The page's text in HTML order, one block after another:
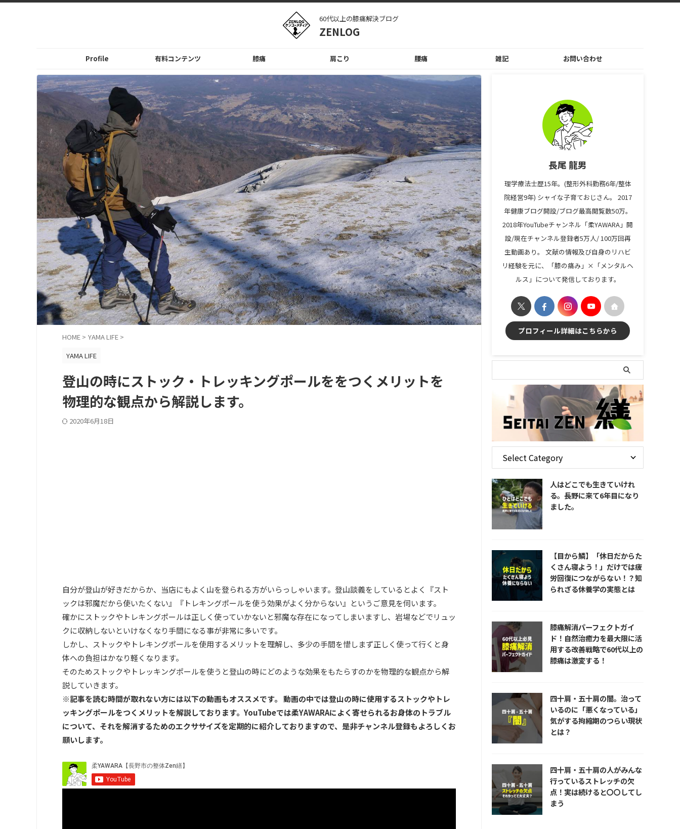
60代以上の膝痛解決ブログ
ZENLOG
Profile 有料コンテンツ 膝痛 肩こり 腰痛 雑記 お問い合わせ
HOME > YAMA LIFE >
YAMA LIFE
登山の時にストック・トレッキングポールををつくメリットを
物理的な観点から解説します。
2020年6月18日
自分が登山が好きだからか、当店にもよく山を登られる方がいらっしゃいます。登山談義をしているとよく『スト
ックは邪魔だから使いたくない』『トレキングポールを使う効果がよく分からない』というご意見を伺います。
確かにストックやトレキングポールは正しく使っていかないと邪魔な存在になってしまいますし、岩場などでリュッ
クに収納しないといけなくなり手間になる事が非常に多いです。
しかし、ストックやトレキングポールを使用するメリットを理解し、多少の手間を惜しまず正しく使って行くと身
体への負担はかなり軽くなります。
そのためストックやトレッキングポールを使うと登山の時にどのような効果をもたらすのかを物理的な観点から解
説していきます。
※記事を読む時間が取れない方には以下の動画もオススメです。 動画の中では登山の時に使用するストックやトレ
ッキングポールをつくメリットを解説しております。YouTubeでは柔YAWARAによく寄せられるお身体のトラブル
について、それを解消するためのエクササイズを定期的に紹介しておりますので、是非チャンネル登録もよろしくお
願いします。
長尾 龍男
理学療法士歴15年。(整形外科勤務6年/整体
院経営9年) シャイな子育ておじさん。 2017
年健康ブログ開設/ブログ最高閲覧数50万。
2018年YouTubeチャンネル「柔YAWARA」開
設/現在チャンネル登録者5万人/ 100万回再
生動画あり。 文献の情報及び自身のリハビ
リ経験を元に、「膝の痛み」×「メンタルヘ
ルス」について発信しております。
プロフィール詳細はこちらから
人はどこでも生きていけれ
る。長野に来て6年目になり
ました。
【目から鱗】「休日だからた
くさん寝よう！」だけでは疲
労回復につながらない！？知
られざる休養学の実態とは
膝痛解消パーフェクトガイ
ド！自然治癒力を最大限に活
用する改善戦略で60代以上の
膝痛は激変する！
四十肩・五十肩の闇。治って
いるのに「悪くなっている」
気がする拘縮期のつらい現状
とは？
四十肩・五十肩の人がみんな
行っているストレッチの欠
点！実は続けると〇〇してし
まう